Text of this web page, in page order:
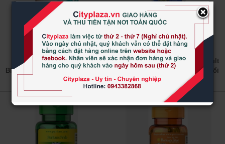
435.000 đ
Viên uống Macu Vision
Blackmores hộp 125 viên của Úc
895.000 đ
Viên uống bổ mắt Ocuvite Adult
50+ dành cho người trên 50 tuổi
150 viên của Mỹ
×